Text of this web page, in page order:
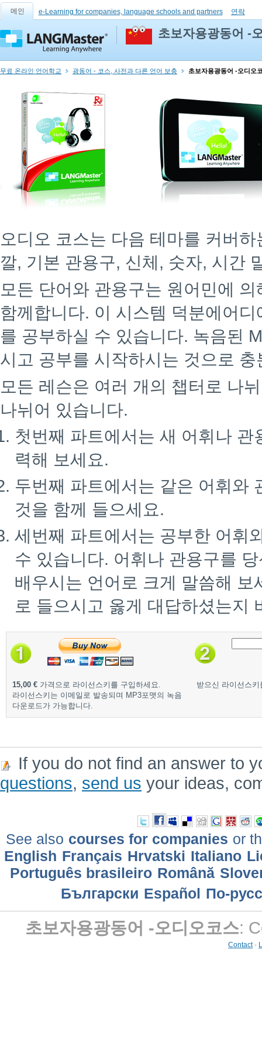
메인 e-Learning for companies, language schools and partners 연락
초보자용광동어 -
무료 온라인 언어학교 광동어 - 코스, 사전과 다른 언어 보충 초보자용광동어 -오디오
오디오 코스는 다음 테마를 커버
깔, 기본 관용구, 신체, 숫자, 시간
모든 단어와 관용구는 원어민에
함께합니다. 이 시스템 덕분에어
를 공부하실 수 있습니다. 녹음된
시고 공부를 시작하시는 것으로 충
모든 레슨은 여러 개의 챕터로 나
나뉘어 있습니다.
첫번째 파트에서는 새 어휘나
력해 보세요.
두번째 파트에서는 같은 어휘와
것을 함께 들으세요.
세번째 파트에서는 공부한 어휘
수 있습니다. 어휘나 관용구를
배우시는 언어로 크게 말씀해
로 들으시고 옳게 대답하셨는지
15,00 € 가격으로 라이선스키를 구입하세요.
라이선스키는 이메일로 발송되며 MP3포맷의 녹음
다운로드가 가능합니다.
받으신 라이선스
If you do not find an answer to
questions, send us your ideas,
See also courses for companies or
English Français Hrvatski Italiano
Português brasileiro Română
Български Еspañol По-
초보자용광동어 -오디오코스:
Contact-